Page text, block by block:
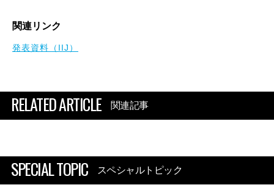
関連リンク
発表資料（IIJ）
RELATED ARTICLE 関連記事
SPECIAL TOPIC スペシャルトピック